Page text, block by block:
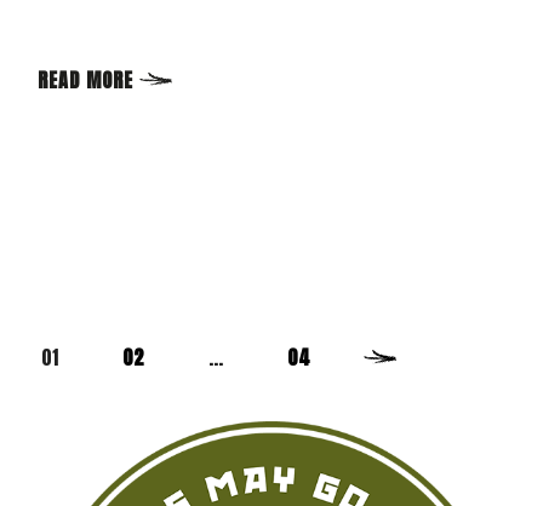
READ MORE
BERICHTEN
PAGINERING
01 02 … 04